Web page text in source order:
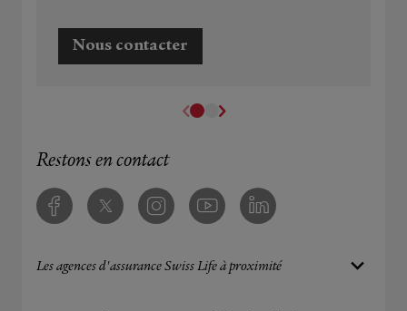
Nous contacter
Restons en contact
FacebookTwitter InstagramYoutube Linkedin
Les agences d'assurance Swiss Life à proximité